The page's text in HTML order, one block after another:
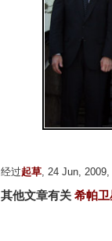
经过起草 , 24 Jun,
其他文章有关 希帕卫